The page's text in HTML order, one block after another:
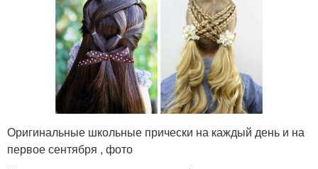
Оригинальные школьные прически на каждый день и на
первое сентября , фото